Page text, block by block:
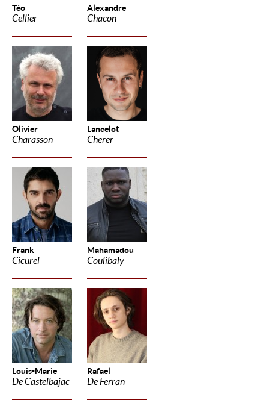
Téo
Cellier
Alexandre
Chacon
Olivier
Charasson
Lancelot
Cherer
Frank
Cicurel
Mahamadou
Coulibaly
Louis-Marie
De Castelbajac
Rafael
De Ferran